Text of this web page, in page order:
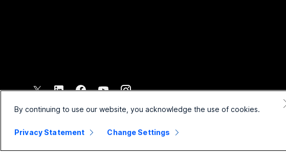
2026 Cisco и/или техните филиали. Всички права запазени.
By continuing to use our website, you acknowledge the use of cookies.
Privacy Statement Change Settings